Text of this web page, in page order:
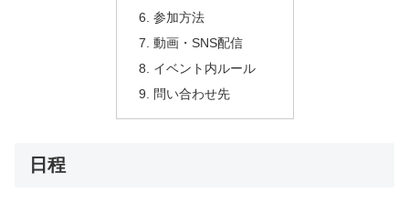
参加方法
動画・SNS配信
イベント内ルール
問い合わせ先
日程